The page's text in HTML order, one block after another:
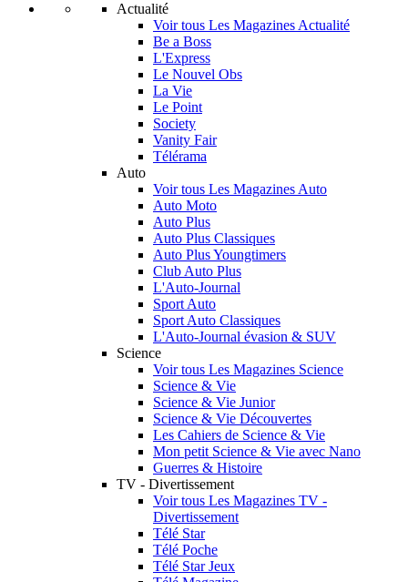
Actualité
Voir tous Les Magazines Actualité
Be a Boss
L'Express
Le Nouvel Obs
La Vie
Le Point
Society
Vanity Fair
Télérama
Auto
Voir tous Les Magazines Auto
Auto Moto
Auto Plus
Auto Plus Classiques
Auto Plus Youngtimers
Club Auto Plus
L'Auto-Journal
Sport Auto
Sport Auto Classiques
L'Auto-Journal évasion & SUV
Science
Voir tous Les Magazines Science
Science & Vie
Science & Vie Junior
Science & Vie Découvertes
Les Cahiers de Science & Vie
Mon petit Science & Vie avec Nano
Guerres & Histoire
TV - Divertissement
Voir tous Les Magazines TV -
Divertissement
Télé Star
Télé Poche
Télé Star Jeux